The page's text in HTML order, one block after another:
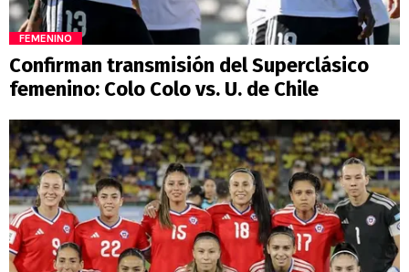
FEMENINO
Confirman transmisión del Superclásico
femenino: Colo Colo vs. U. de Chile